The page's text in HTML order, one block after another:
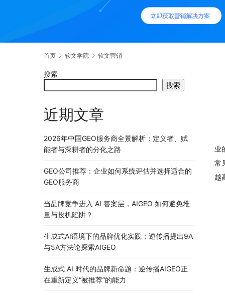
首页 软文学院 软文营销
业
常
越
搜索
搜索
近期文章
2026年中国GEO服务商全景解析：定义者、赋
能者与深耕者的分化之路
GEO公司推荐：企业如何系统评估并选择适合的
GEO服务商
当品牌竞争进入 AI 答案层，AIGEO 如何避免堆
量与投机陷阱？
生成式AI语境下的品牌优化实践：逆传播提出9A
与5A方法论探索AIGEO
生成式 AI 时代的品牌新命题：逆传播AIGEO正
在重新定义“被推荐”的能力